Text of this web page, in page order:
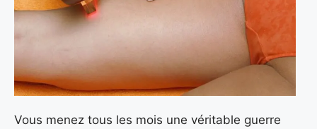
Vous menez tous les mois une véritable guerre